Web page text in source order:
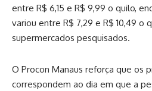
entre R$ 6,15 e R$ 9,99 o quilo,
variou entre R$ 7,29 e R$ 10,49 o
supermercados pesquisados.
O Procon Manaus reforça que os
correspondem ao dia em que a